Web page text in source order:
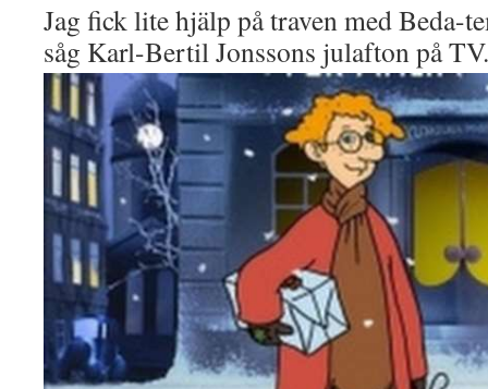
Jag fick lite hjälp på traven med Beda-
såg Karl-Bertil Jonssons julafton på TV.